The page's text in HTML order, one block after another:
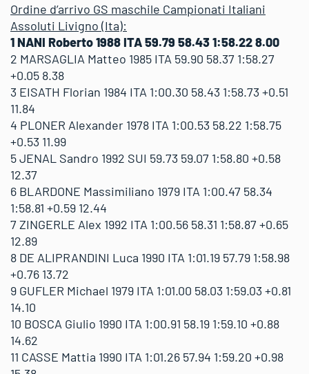
Ordine d’arrivo GS maschile Campionati Italiani
Assoluti Livigno (Ita):
1 NANI Roberto 1988 ITA 59.79 58.43 1:58.22 8.00
2 MARSAGLIA Matteo 1985 ITA 59.90 58.37 1:58.27
+0.05 8.38
3 EISATH Florian 1984 ITA 1:00.30 58.43 1:58.73 +0.51
11.84
4 PLONER Alexander 1978 ITA 1:00.53 58.22 1:58.75
+0.53 11.99
5 JENAL Sandro 1992 SUI 59.73 59.07 1:58.80 +0.58
12.37
6 BLARDONE Massimiliano 1979 ITA 1:00.47 58.34
1:58.81 +0.59 12.44
7 ZINGERLE Alex 1992 ITA 1:00.56 58.31 1:58.87 +0.65
12.89
8 DE ALIPRANDINI Luca 1990 ITA 1:01.19 57.79 1:58.98
+0.76 13.72
9 GUFLER Michael 1979 ITA 1:01.00 58.03 1:59.03 +0.81
14.10
10 BOSCA Giulio 1990 ITA 1:00.91 58.19 1:59.10 +0.88
14.62
11 CASSE Mattia 1990 ITA 1:01.26 57.94 1:59.20 +0.98